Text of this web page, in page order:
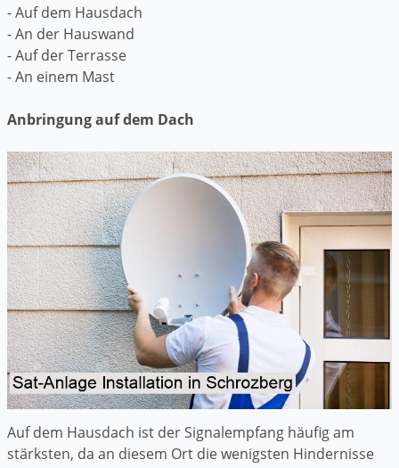
- Auf dem Hausdach
- An der Hauswand
- Auf der Terrasse
- An einem Mast
Anbringung auf dem Dach
Auf dem Hausdach ist der Signalempfang häufig am
stärksten, da an diesem Ort die wenigsten Hindernisse